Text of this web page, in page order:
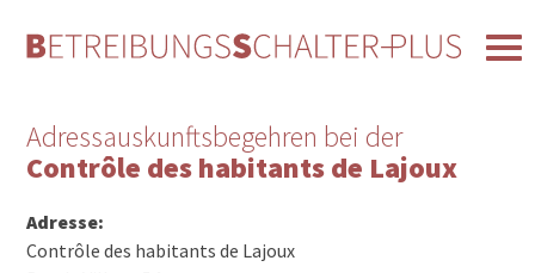
Adressauskunftsbegehren bei der
Contrôle des habitants de Lajoux
Adresse:
Contrôle des habitants de Lajoux